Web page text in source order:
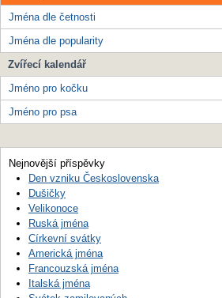
Jména dle četnosti
Jména dle popularity
Zvířecí kalendář
Jméno pro kočku
Jméno pro psa
Nejnovější příspěvky
Den vzniku Československa
Dušičky
Velikonoce
Ruská jména
Církevní svátky
Americká jména
Francouzská jména
Italská jména